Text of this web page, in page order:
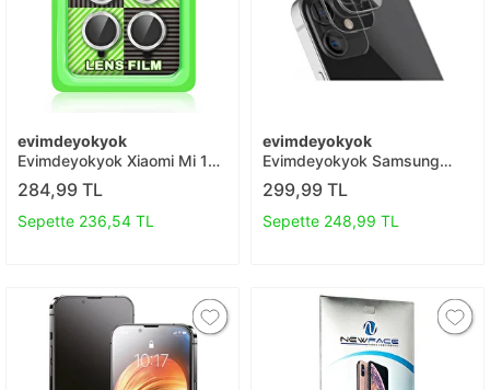
evimdeyokyok
Evimdeyokyok Xiaomi Mi 14t
Pro Raze Metal Kamera Lens
- Gümüş T20
284,99 TL
Sepette 236,54 TL
evimdeyokyok
Evimdeyokyok Samsung
Galaxy A03s Kamera Lens
Koruma Cam T20
299,99 TL
Sepette 248,99 TL